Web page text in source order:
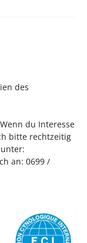
des
du Interesse
bitte rechtzeitig
an: 0699 /